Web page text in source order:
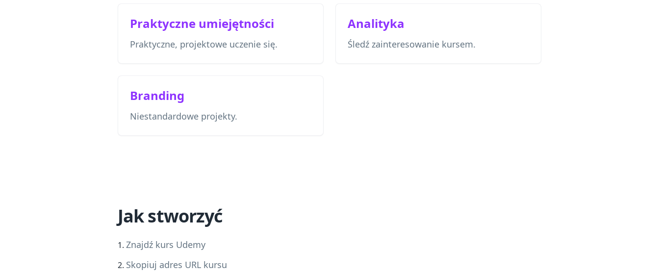
Praktyczne umiejętności
Praktyczne, projektowe uczenie się.
Analityka
Śledź zainteresowanie kursem.
Branding
Niestandardowe projekty.
Jak stworzyć
Znajdź kurs Udemy
Skopiuj adres URL kursu